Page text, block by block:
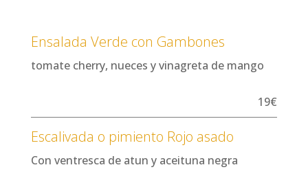
Ensalada Verde con Gambones
tomate cherry, nueces y vinagreta de mango
19€
Escalivada o pimiento Rojo asado
Con ventresca de atun y aceituna negra